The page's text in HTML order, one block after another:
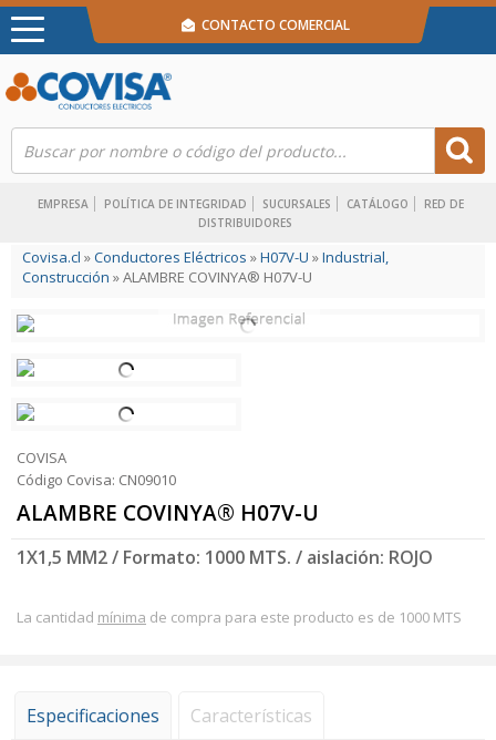
EMPRESA POLÍTICA DE INTEGRIDAD SUCURSALES CATÁLOGO
RED DE
DISTRIBUIDORES
CONTACTO COMERCIAL
Covisa.cl »Conductores Eléctricos »H07V-U »Industrial,
Construcción » ALAMBRE COVINYA® H07V-U
COVISA
Código Covisa: CN09010
ALAMBRE COVINYA® H07V-U
1X1,5 MM2 / Formato: 1000 MTS. / aislación: ROJO
La cantidad mínima de compra para este producto es de 1000 MTS
Especificaciones Características